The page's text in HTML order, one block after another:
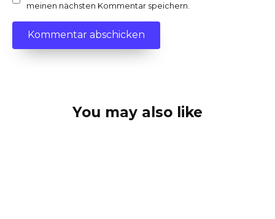
meinen nächsten Kommentar speichern.
You may also like